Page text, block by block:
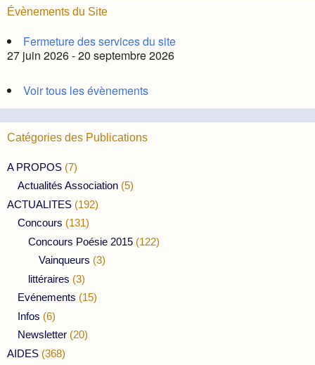
Évènements du Site
Fermeture des services du site
27 juin 2026 - 20 septembre 2026
Voir tous les évènements
Catégories des Publications
A PROPOS (7)
Actualités Association (5)
ACTUALITES (192)
Concours (131)
Concours Poésie 2015 (122)
Vainqueurs (3)
littéraires (3)
Evénements (15)
Infos (6)
Newsletter (20)
AIDES (368)